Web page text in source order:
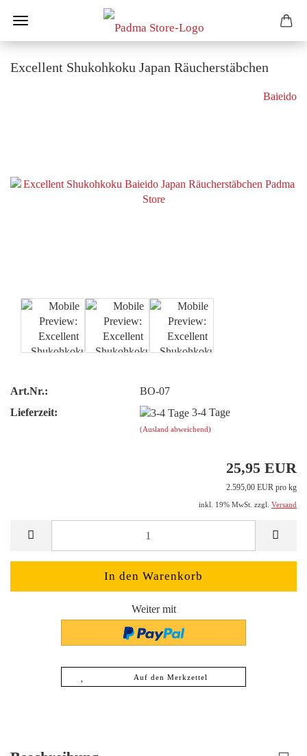
Excellent Shukohkoku Japan Räucherstäbchen
Baieido
Art.Nr.:
BO-07
Lieferzeit:
3-4 Tage
(Ausland abweichend)
25,95 EUR
2.595,00 EUR pro kg
inkl. 19% MwSt. zzgl. Versand
Weiter mit
Auf den Merkzettel